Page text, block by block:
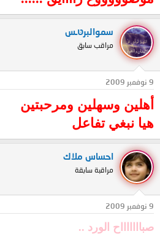
سموالبرטּـس
مراقب سابق
9 نوفمبر 2009
أهلين وسهلين ومرحبتين
هيا نبغي تفاعل
احساس ملاك
مراقبة سابقة
9 نوفمبر 2009
صباااااااح الورد ..